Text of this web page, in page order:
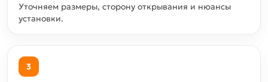
Уточняем размеры, сторону открывания и нюансы
установки.
3